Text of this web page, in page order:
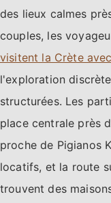
des lieux calmes
couples, les
visitent la Crète
l'exploration
structurées. Les
place centrale près
proche de Pigianos
locatifs, et la route
trouvent des